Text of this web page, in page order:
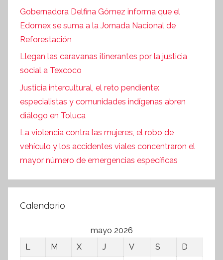
Gobernadora Delfina Gómez informa que el
Edomex se suma a la Jornada Nacional de
Reforestación
Llegan las caravanas itinerantes por la justicia
social a Texcoco
Justicia intercultural, el reto pendiente:
especialistas y comunidades indígenas abren
diálogo en Toluca
La violencia contra las mujeres, el robo de
vehículo y los accidentes viales concentraron el
mayor número de emergencias específicas
Calendario
mayo 2026
L
M X J V S
D